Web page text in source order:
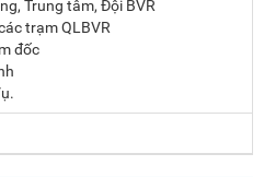
Trung tâm, Đội BVR
trạm QLBVR
đốc